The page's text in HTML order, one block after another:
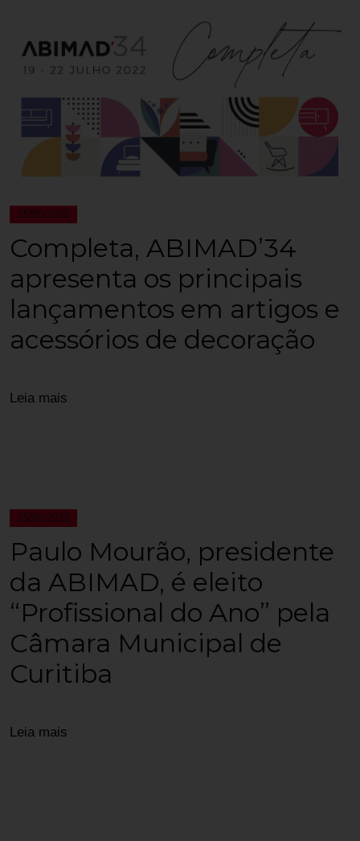
25/05/2022
Completa, ABIMAD’34
apresenta os principais
lançamentos em artigos e
acessórios de decoração
Leia mais
25/05/2022
Paulo Mourão, presidente
da ABIMAD, é eleito
“Profissional do Ano” pela
Câmara Municipal de
Curitiba
Leia mais